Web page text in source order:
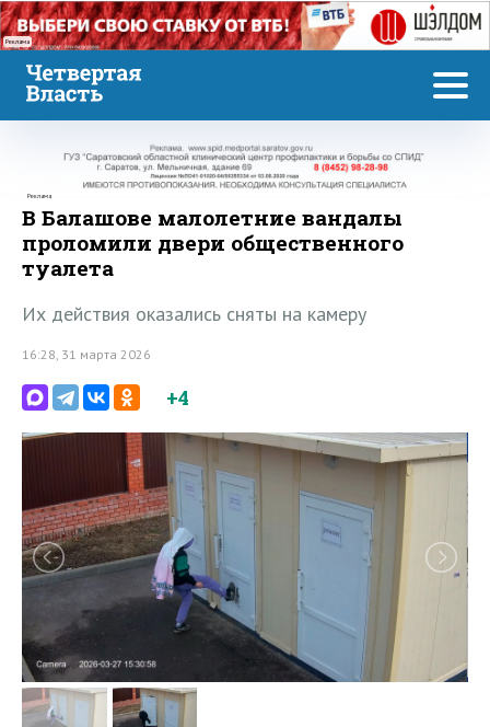
Реклама
Реклама
В Балашове малолетние вандалы
проломили двери общественного
туалета
Их действия оказались сняты на камеру
16:28, 31 марта 2026
+4